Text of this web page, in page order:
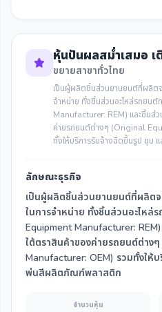
หุ้นปันผลสม่ำเสมอ เ
ขยายสาขาทั่วไทย
เป็นผู้ผลิตชิ้นส่วนยานยนต์ที่ผลิตจ
จำหน่าย ทั้งชิ้นส่วนอะไหล่รถยน
Manufacturer: REM) และชิ้นส่
ค่ายรถยนต์ต่างๆ (Original
ทั้งให้บริการรับจ้างฉีดขึ้นรูป ชุบ
ลักษณะธุรกิจ
เป็นผู้ผลิตชิ้นส่วนยานยนต์ที่ผลิต
ในการจำหน่าย ทั้งชิ้นส่วนอะไหล่
Equipment Manufacturer:
ใต้ตราสินค้าของค่ายรถยนต์ต่าง
Manufacturer: OEM) รวมทั้งให้
พ่นสีผลิตภัณฑ์พลาสติก
จำนวนหุ้น